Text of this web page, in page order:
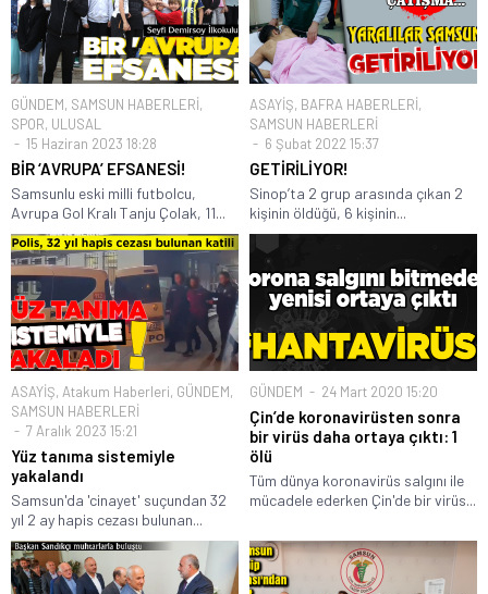
GÜNDEM, SAMSUN HABERLERİ,
SPOR, ULUSAL
15 Haziran 2023 18:28
BİR ‘AVRUPA’ EFSANESİ!
Samsunlu eski milli futbolcu,
Avrupa Gol Kralı Tanju Çolak, 11...
ASAYİŞ, BAFRA HABERLERİ,
SAMSUN HABERLERİ
6 Şubat 2022 15:37
GETİRİLİYOR!
Sinop’ta 2 grup arasında çıkan 2
kişinin öldüğü, 6 kişinin...
ASAYİŞ, Atakum Haberleri, GÜNDEM,
SAMSUN HABERLERİ
7 Aralık 2023 15:21
Yüz tanıma sistemiyle
yakalandı
Samsun'da 'cinayet' suçundan 32
yıl 2 ay hapis cezası bulunan...
GÜNDEM 24 Mart 2020 15:20
Çin’de koronavirüsten sonra
bir virüs daha ortaya çıktı: 1
ölü
Tüm dünya koronavirüs salgını ile
mücadele ederken Çin'de bir virüs...